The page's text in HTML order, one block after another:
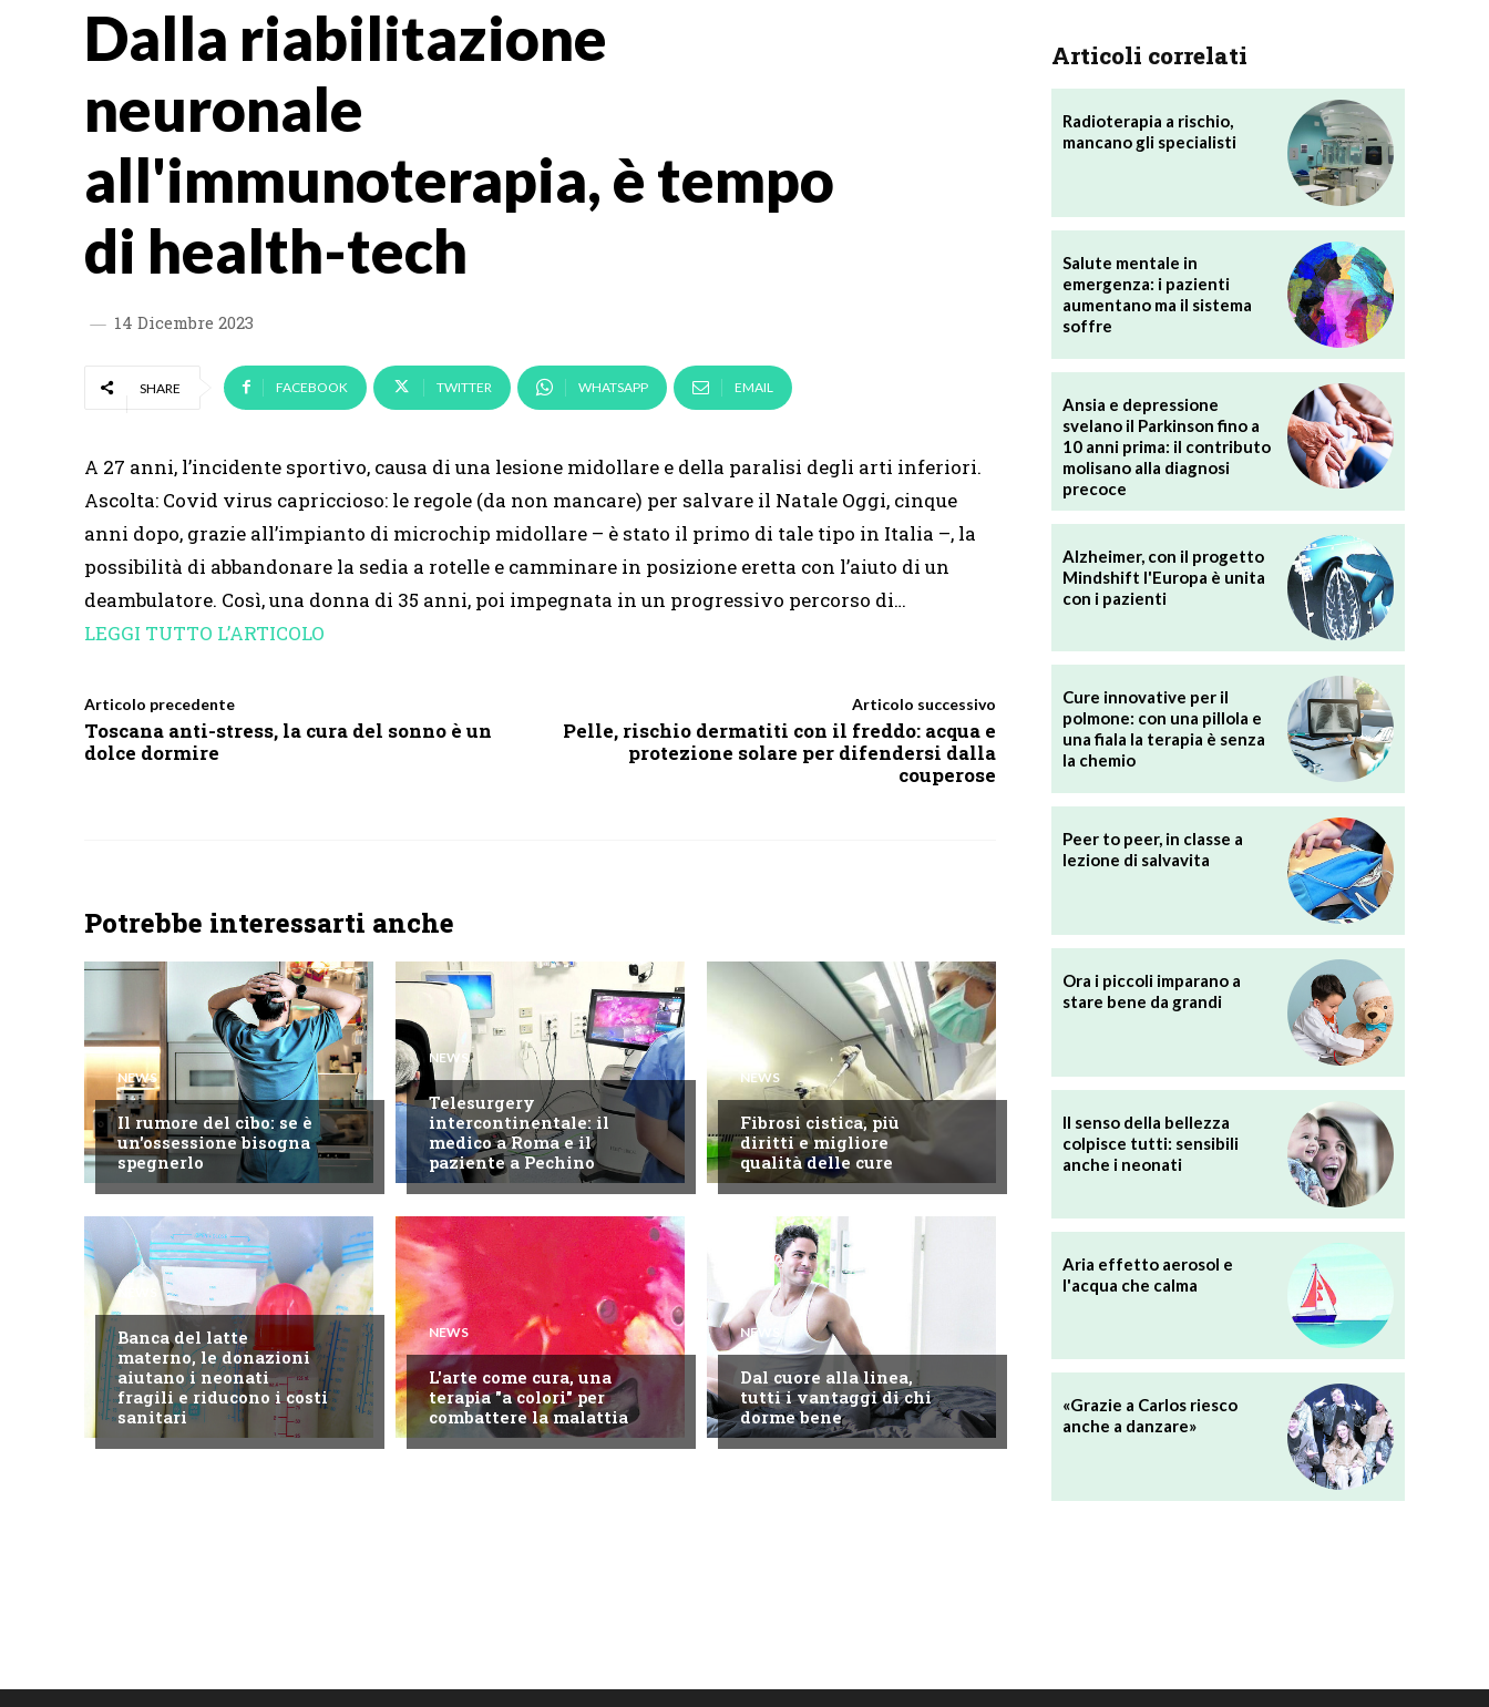
Dalla riabilitazione
neuronale
all'immunoterapia, è tempo
di health-tech
14 Dicembre 2023
SHARE FACEBOOK TWITTER WHATSAPP EMAIL
A 27 anni, l’incidente sportivo, causa di una lesione midollare e della paralisi degli arti inferiori.
Ascolta: Covid virus capriccioso: le regole (da non mancare) per salvare il Natale Oggi, cinque
anni dopo, grazie all’impianto di microchip midollare – è stato il primo di tale tipo in Italia –, la
possibilità di abbandonare la sedia a rotelle e camminare in posizione eretta con l’aiuto di un
deambulatore. Così, una donna di 35 anni, poi impegnata in un progressivo percorso di…
LEGGI TUTTO L’ARTICOLO
Articolo precedente
Toscana anti-stress, la cura del sonno è un
dolce dormire
Articolo successivo
Pelle, rischio dermatiti con il freddo: acqua e
protezione solare per difendersi dalla
couperose
Potrebbe interessarti anche
NEWS
Il rumore del cibo: se è
un'ossessione bisogna
spegnerlo
NEWS
Telesurgery
intercontinentale: il
medico a Roma e il
paziente a Pechino
NEWS
Fibrosi cistica, più
diritti e migliore
qualità delle cure
NEWS
Banca del latte
materno, le donazioni
aiutano i neonati
fragili e riducono i costi
sanitari
NEWS
L'arte come cura, una
terapia "a colori" per
combattere la malattia
NEWS
Dal cuore alla linea,
tutti i vantaggi di chi
dorme bene
Articoli correlati
Radioterapia a rischio,
mancano gli specialisti
Salute mentale in
emergenza: i pazienti
aumentano ma il sistema
soffre
Ansia e depressione
svelano il Parkinson fino a
10 anni prima: il contributo
molisano alla diagnosi
precoce
Alzheimer, con il progetto
Mindshift l'Europa è unita
con i pazienti
Cure innovative per il
polmone: con una pillola e
una fiala la terapia è senza
la chemio
Peer to peer, in classe a
lezione di salvavita
Ora i piccoli imparano a
stare bene da grandi
Il senso della bellezza
colpisce tutti: sensibili
anche i neonati
Aria effetto aerosol e
l'acqua che calma
«Grazie a Carlos riesco
anche a danzare»